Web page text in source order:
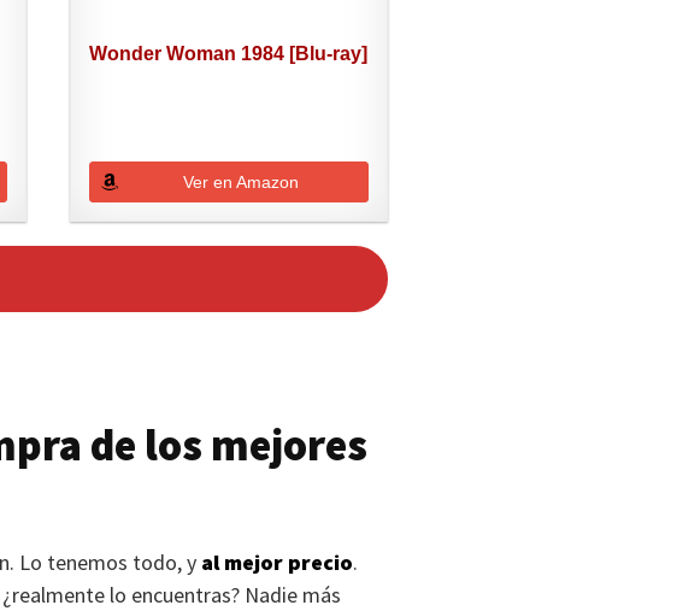
Wonder Woman 1984 [Blu-ray]
Ver en Amazon
de los mejores
Lo tenemos todo, y al mejor precio.
lo encuentras? Nadie más